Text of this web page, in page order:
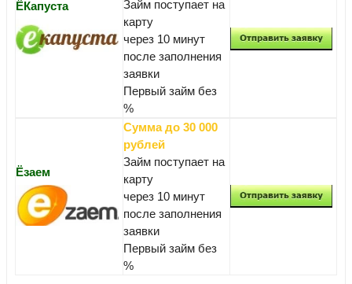
ЁКапуста
Займ поступает на
карту
через 10 минут
после заполнения
заявки
Первый займ без
%
Ёзаем
Сумма до 30 000
рублей
Займ поступает на
карту
через 10 минут
после заполнения
заявки
Первый займ без
%